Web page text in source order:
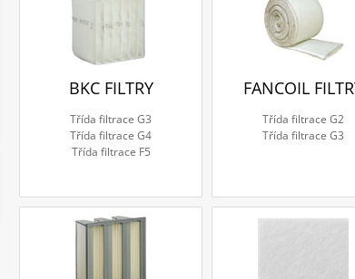
BKC FILTRY
Třída filtrace G3
Třída filtrace G4
Třída filtrace F5
FANCOIL
Třída filtrace G2
Třída filtrace G3